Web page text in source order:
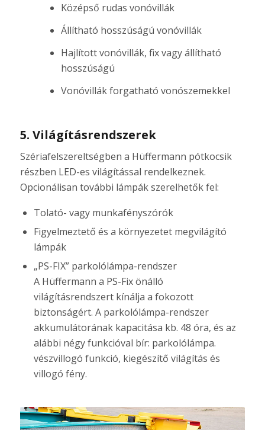
Középső rudas vonóvillák
Állítható hosszúságú vonóvillák
Hajlított vonóvillák, fix vagy állítható
hosszúságú
Vonóvillák forgatható vonószemekkel
5. Világításrendszerek
Szériafelszereltségben a Hüffermann pótkocsik
részben LED-es világítással rendelkeznek.
Opcionálisan további lámpák szerelhetők fel:
Tolató- vagy munkafényszórók
Figyelmeztető és a környezetet megvilágító
lámpák
„PS-FIX” parkolólámpa-rendszer
A Hüffermann a PS-Fix önálló
világításrendszert kínálja a fokozott
biztonságért. A parkolólámpa-rendszer
akkumulátorának kapacitása kb. 48 óra, és az
alábbi négy funkcióval bír: parkolólámpa.
vészvillogó funkció, kiegészítő világítás és
villogó fény.